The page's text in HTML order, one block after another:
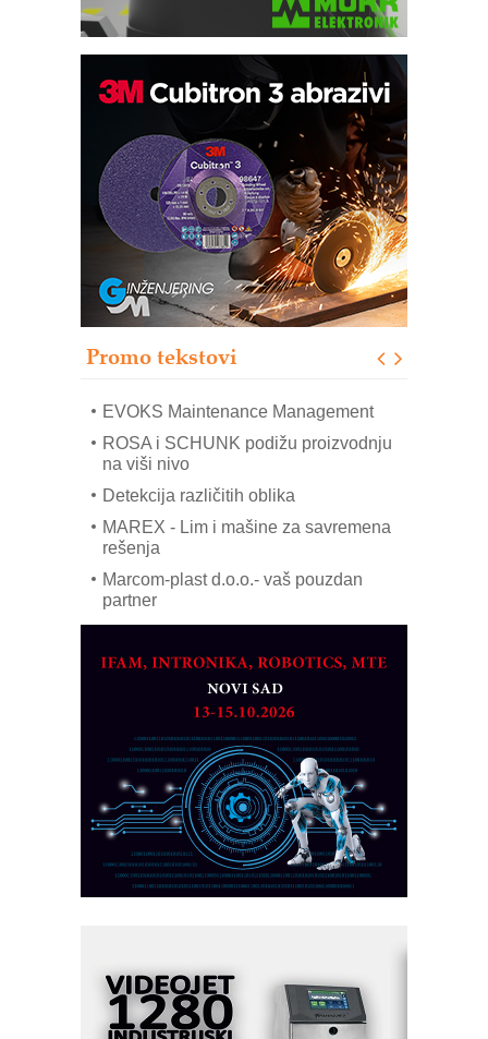
Promo tekstovi
Trajna oznaka kao dugoročna korist
Bezbednost na prvom mestu!
IB BLUMENAUER - više od 40 godina
poverenja u industriji
RMQ-TITAN ADVANCED INDICATOR
– Pametna signalizacija za efikasnije
upravljanje mašinama
Sigurnije ispitivanje transformatora u
solarnim elektranama i vetroparkovima
EVOKS Maintenance Management
ROSA i SCHUNK podižu proizvodnju
na viši nivo
Detekcija različitih oblika
MAREX - Lim i mašine za savremena
rešenja
Marcom-plast d.o.o.- vaš pouzdan
partner
obradu!
Razvoj asortimanskog pravca MINI-
PLC AKYTEC
AUKOM: Svetski standard metrologije
dostupan u Srbiji
MOTOMAN – NEXT-Robotika vođena
veštačkom inteligencijom
I.SAFE MOBILE revolucioniše
industrijsku automatizaciju
pionirskimmobile operator PANEL-OM
KIP KOP – napredna rešenja za
savremene industrijske i logističke
objekte